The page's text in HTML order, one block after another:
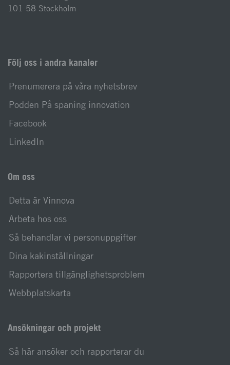
101 58 Stockholm
Följ oss i andra kanaler
Prenumerera på våra nyhetsbrev
Podden På spaning innovation
Facebook
LinkedIn
Om oss
Detta är Vinnova
Arbeta hos oss
Så behandlar vi personuppgifter
Dina kakinställningar
Rapportera tillgänglighetsproblem
Webbplatskarta
Ansökningar och projekt
Så här ansöker och rapporterar du